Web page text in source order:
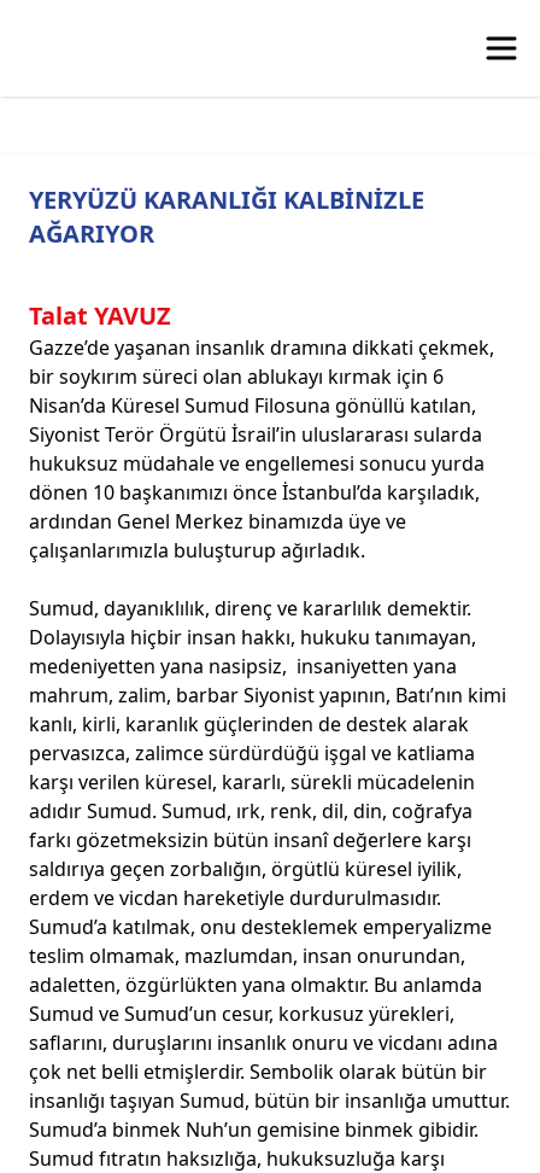
YERYÜZÜ KARANLIĞI KALBİNİZLE
AĞARIYOR
Talat YAVUZ
Gazze’de yaşanan insanlık dramına dikkati çekmek,
bir soykırım süreci olan ablukayı kırmak için 6
Nisan’da Küresel Sumud Filosuna gönüllü katılan,
Siyonist Terör Örgütü İsrail’in uluslararası sularda
hukuksuz müdahale ve engellemesi sonucu yurda
dönen 10 başkanımızı önce İstanbul’da karşıladık,
ardından Genel Merkez binamızda üye ve
çalışanlarımızla buluşturup ağırladık.
Sumud, dayanıklılık, direnç ve kararlılık demektir.
Dolayısıyla hiçbir insan hakkı, hukuku tanımayan,
medeniyetten yana nasipsiz, insaniyetten yana
mahrum, zalim, barbar Siyonist yapının, Batı’nın kimi
kanlı, kirli, karanlık güçlerinden de destek alarak
pervasızca, zalimce sürdürdüğü işgal ve katliama
karşı verilen küresel, kararlı, sürekli mücadelenin
adıdır Sumud. Sumud, ırk, renk, dil, din, coğrafya
farkı gözetmeksizin bütün insanî değerlere karşı
saldırıya geçen zorbalığın, örgütlü küresel iyilik,
erdem ve vicdan hareketiyle durdurulmasıdır.
Sumud’a katılmak, onu desteklemek emperyalizme
teslim olmamak, mazlumdan, insan onurundan,
adaletten, özgürlükten yana olmaktır. Bu anlamda
Sumud ve Sumud’un cesur, korkusuz yürekleri,
saflarını, duruşlarını insanlık onuru ve vicdanı adına
çok net belli etmişlerdir. Sembolik olarak bütün bir
insanlığı taşıyan Sumud, bütün bir insanlığa umuttur.
Sumud’a binmek Nuh’un gemisine binmek gibidir.
Sumud fıtratın haksızlığa, hukuksuzluğa karşı